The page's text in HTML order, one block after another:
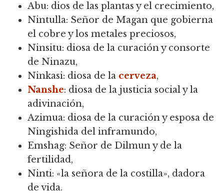
Abu: dios de las plantas y el crecimiento,
Nintulla: Señor de Magan que gobierna
el cobre y los metales preciosos,
Ninsitu: diosa de la curación y consorte
de Ninazu,
Ninkasi: diosa de la cerveza,
Nanshe: diosa de la justicia social y la
adivinación,
Azimua: diosa de la curación y esposa de
Ningishida del inframundo,
Emshag: Señor de Dilmun y de la
fertilidad,
Ninti: «la señora de la costilla», dadora
de vida.